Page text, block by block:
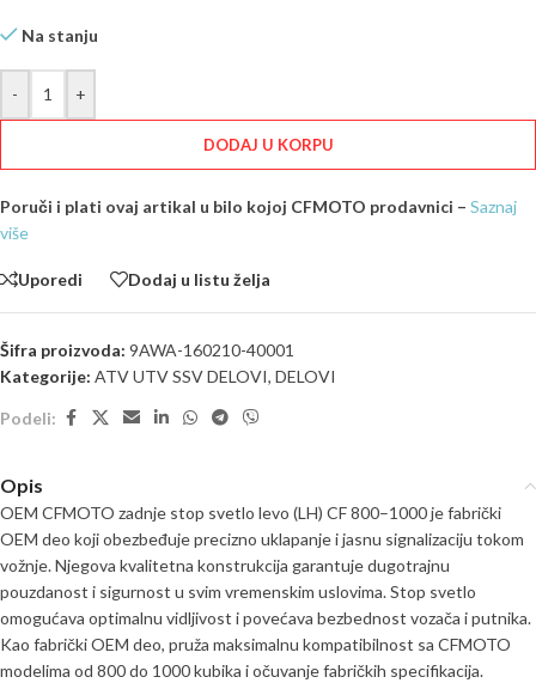
Na stanju
- +
DODAJ U KORPU
Poruči i plati ovaj artikal u bilo kojoj CFMOTO prodavnici – Saznaj
više
Uporedi Dodaj u listu želja
Šifra proizvoda: 9AWA-160210-40001
Kategorije: ATV UTV SSV DELOVI, DELOVI
Podeli:
Opis
OEM CFMOTO zadnje stop svetlo levo (LH) CF 800–1000 je fabrički
OEM deo koji obezbeđuje precizno uklapanje i jasnu signalizaciju tokom
vožnje. Njegova kvalitetna konstrukcija garantuje dugotrajnu
pouzdanost i sigurnost u svim vremenskim uslovima. Stop svetlo
omogućava optimalnu vidljivost i povećava bezbednost vozača i putnika.
Kao fabrički OEM deo, pruža maksimalnu kompatibilnost sa CFMOTO
modelima od 800 do 1000 kubika i očuvanje fabričkih specifikacija.